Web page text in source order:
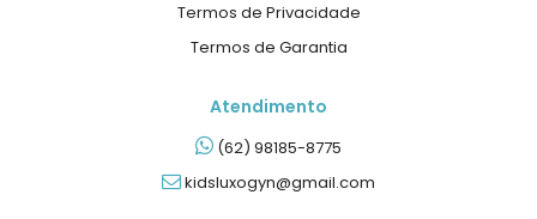
Termos de Privacidade
Termos de Garantia
Atendimento
(62) 98185-8775
kidsluxogyn@gmail.com